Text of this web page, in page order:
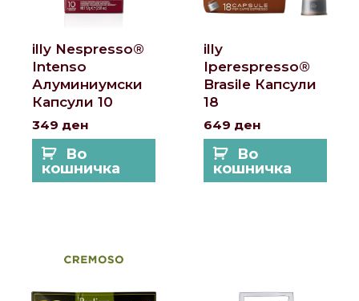
illy Nespresso®
Intenso
Алуминиумски
Капсули 10
349 ден
Во
кошничка
illy
Iperespresso®
Brasile Капсули
18
649 ден
Во
кошничка